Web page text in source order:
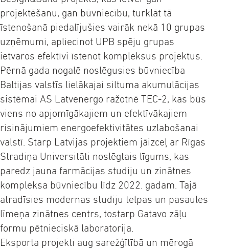
projektēšanu, gan būvniecību, turklāt tā
īstenošanā piedalījušies vairāk nekā 10 grupas
uzņēmumi, apliecinot UPB spēju grupas
ietvaros efektīvi īstenot kompleksus projektus.
Pērnā gada nogalē noslēgusies būvniecība
Baltijas valstīs lielākajai siltuma akumulācijas
sistēmai AS Latvenergo ražotnē TEC-2, kas būs
viens no apjomīgākajiem un efektīvākajiem
risinājumiem energoefektivitātes uzlabošanai
valstī. Starp Latvijas projektiem jāizceļ ar Rīgas
Stradiņa Universitāti noslēgtais līgums, kas
paredz jauna farmācijas studiju un zinātnes
kompleksa būvniecību līdz 2022. gadam. Tajā
atradīsies modernas studiju telpas un pasaules
līmeņa zinātnes centrs, tostarp Gatavo zāļu
formu pētnieciskā laboratorija.
Eksporta projekti aug sarežģītībā un mērogā